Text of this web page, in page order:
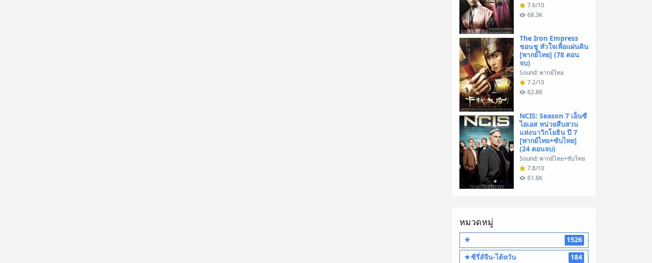
7.6/10
68.3K
The Iron Empress
ชอนชู หัวใจเพื่อแผ่นดิน
[พากย์ไทย] (78 ตอน
จบ)
Sound: พากย์ไทย
7.2/10
62.8K
NCIS: Season 7 เอ็นซี
ไอเอส หน่วยสืบสวน
แห่งนาวิกโยธิน ปี 7
[พากย์ไทย+ซับไทย]
(24 ตอนจบ)
Sound: พากย์ไทย+ซับไทย
7.8/10
61.8K
หมวดหมู่
★
1526
★ซีรี่ส์จีน-ไต้หวัน
184